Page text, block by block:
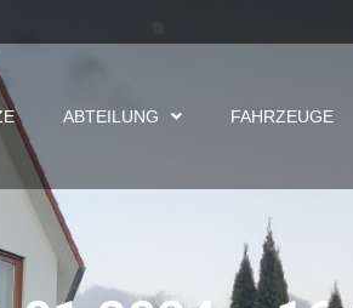
ABTEILUNG FAHRZEUGE